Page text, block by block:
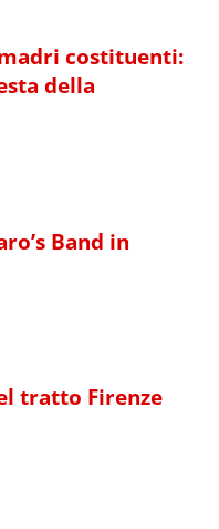
costituenti:
della
Band in
tratto Firenze